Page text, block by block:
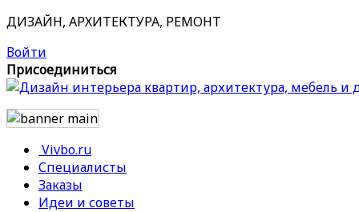
ДИЗАЙН, АРХИТЕКТУРА, РЕМОНТ
Войти
Присоединиться
Vivbo.ru
Специалисты
Заказы
Идеи и советы